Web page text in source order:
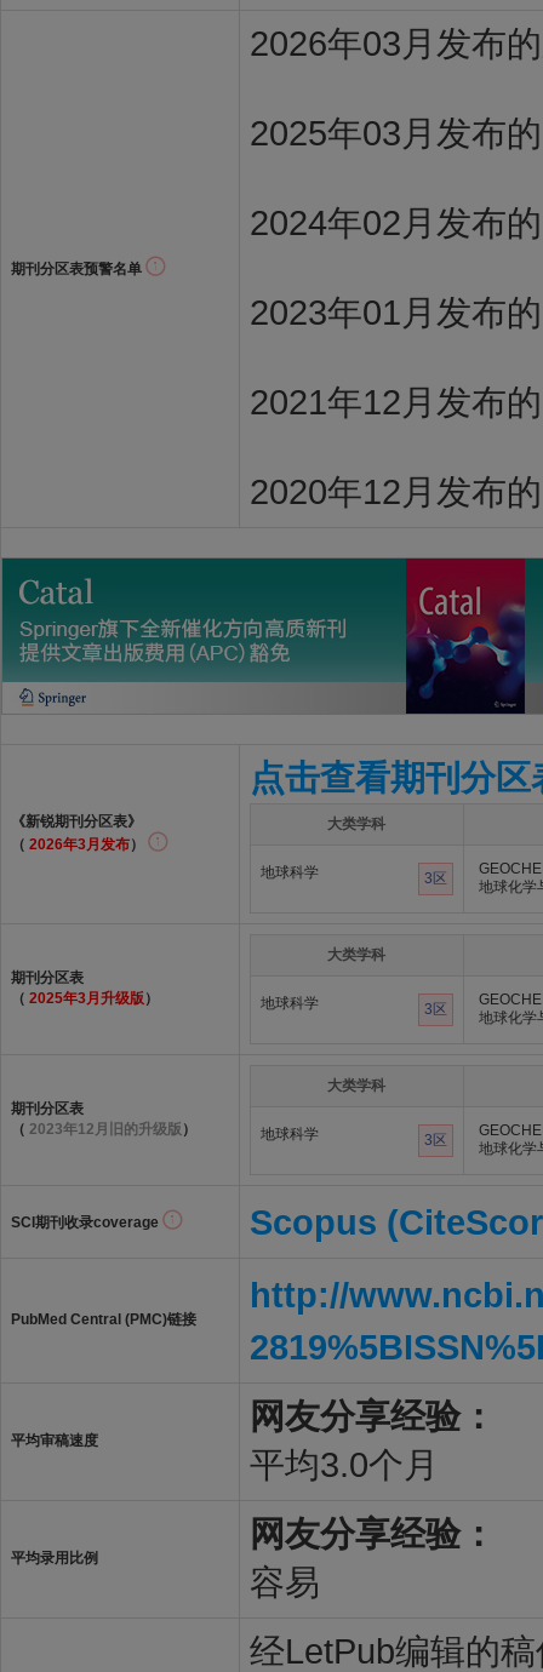
期刊分区表预警名单
2026年03月发布
2025年03月发布
2024年02月发布
2023年01月发布
2021年12月发布
2020年12月发布
《新锐期刊分区表》
（ 2026年3月发布）
点击查看期刊分区
大类学科
地球科学 3区
地球化学
期刊分区表
（ 2025年3月升级版 ）
大类学科
地球科学 3区
地球化学
期刊分区表
（ 2023年12月旧的升级版 ）
大类学科
地球科学 3区
地球化学
SCI期刊收录coverage Scopus
PubMed Central (PMC)链接
http://
平均审稿速度
网友分享经验：
平均3.0个月
平均录用比例
网友分享经验：
容易
经LetPub编辑的